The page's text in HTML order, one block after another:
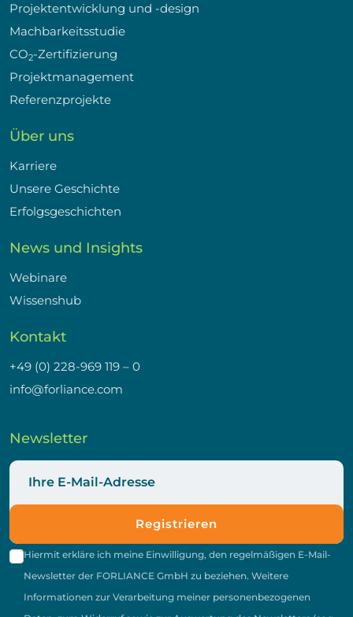
Projektentwicklung und -design
Machbarkeitsstudie
CO2-Zertifizierung
Projektmanagement
Referenzprojekte
Über uns
Karriere
Unsere Geschichte
Erfolgsgeschichten
News und Insights
Webinare
Wissenshub
Kontakt
+49 (0) 228-969 119 – 0
info@forliance.com
Newsletter
Registrieren
Hiermit erkläre ich meine Einwilligung, den regelmäßigen E-Mail-
Newsletter der FORLIANCE GmbH zu beziehen. Weitere
Informationen zur Verarbeitung meiner personenbezogenen